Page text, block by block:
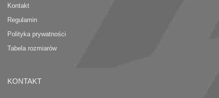
Kontakt
Regulamin
Polityka prywatności
Tabela rozmiarów
KONTAKT